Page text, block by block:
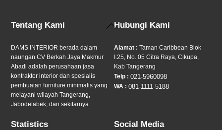
Back
Tentang Kami
DAMS INTERIOR berada dalam
naungan CV Berkah Jaya Makmur
Abadi adalah perusahaan jasa
kontraktor interior dan spesialis
pembuatan furniture minimalis yang
melayani wilayah Tangerang,
Jabodetabek, dan sekitarnya.
Hubungi Kami
Alamat : Taman Caribbean Blok
I.25, No. 05 Citra Raya, Cikupa,
Kab Tangerang
Telp :021-5960098
WA :081-1111-5188
Statistics Social Media